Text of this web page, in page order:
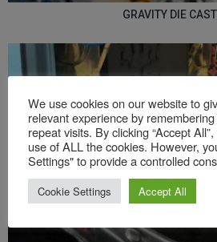
GRAVITY DIE
EPGS DIE
We use cookies on our website to
relevant experience by
repeat visits. By clicking “Accept
use of ALL the cookies. However,
Settings" to provide a controlled
Cookie Settings Accept All